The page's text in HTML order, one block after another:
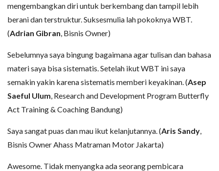
mengembangkan diri untuk berkembang dan tampil lebih
berani dan terstruktur. Suksesmulia lah pokoknya WBT.
(Adrian Gibran, Bisnis Owner)
Sebelumnya saya bingung bagaimana agar tulisan dan bahasa
materi saya bisa sistematis. Setelah ikut WBT ini saya
semakin yakin karena sistematis memberi keyakinan. (Asep
Saeful Ulum, Research and Development Program Butterfly
Act Training & Coaching Bandung)
Saya sangat puas dan mau ikut kelanjutannya. (Aris Sandy,
Bisnis Owner Ahass Matraman Motor Jakarta)
Awesome. Tidak menyangka ada seorang pembicara